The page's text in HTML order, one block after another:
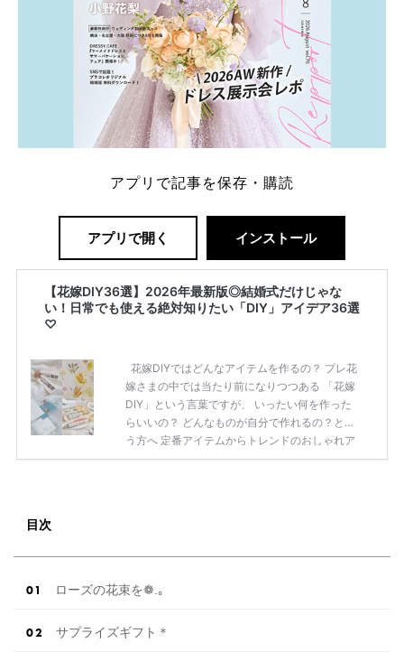
アプリで記事を保存・購読
アプリで開く インストール
【花嫁DIY36選】2026年最新版◎結婚式だけじゃな
い！日常でも使える絶対知りたい「DIY」アイデア36選
♡
花嫁DIYではどんなアイテムを作るの？ プレ花
嫁さまの中では当たり前になりつつある 「花嫁
DIY」という言葉ですが、 いったい何を作った
らいいの？ どんなものが自分で作れるの？とい
う方へ 定番アイテムからトレンドのおしゃれア
イテムまで まとめてご紹介します♡ まずは定
と、 一気にオシャレ感度アップ♡ 招待 […]
目次
ローズの花束を❁.｡
サプライズギフト＊